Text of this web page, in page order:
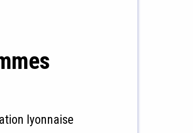
lyonnaise